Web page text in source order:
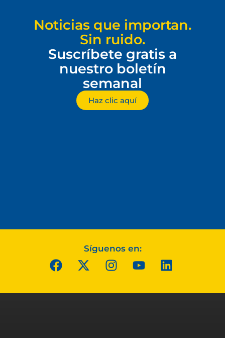
Noticias que importan.
Sin ruido.
Suscríbete gratis a
nuestro boletín
semanal
Haz clic aquí
Síguenos en: